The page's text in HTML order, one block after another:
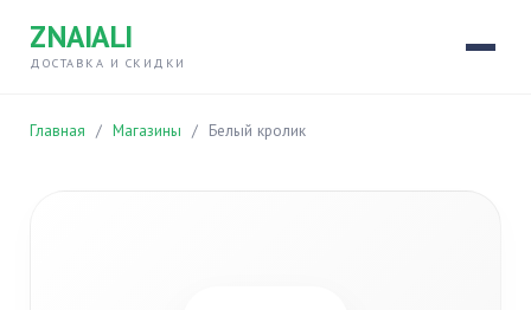
ZNAIALI
ДОСТАВКА И СКИДКИ
Главная / Магазины / Белый кролик